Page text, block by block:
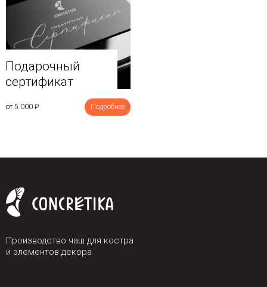
Подарочный
сертификат
от 5 000 ₽ Подробнее
Производство чаш для костра
и элементов декора